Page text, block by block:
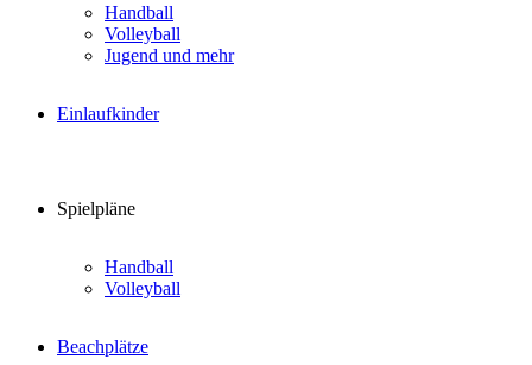
Handball
Volleyball
Jugend und mehr
Einlaufkinder
Spielpläne
Handball
Volleyball
Beachplätze